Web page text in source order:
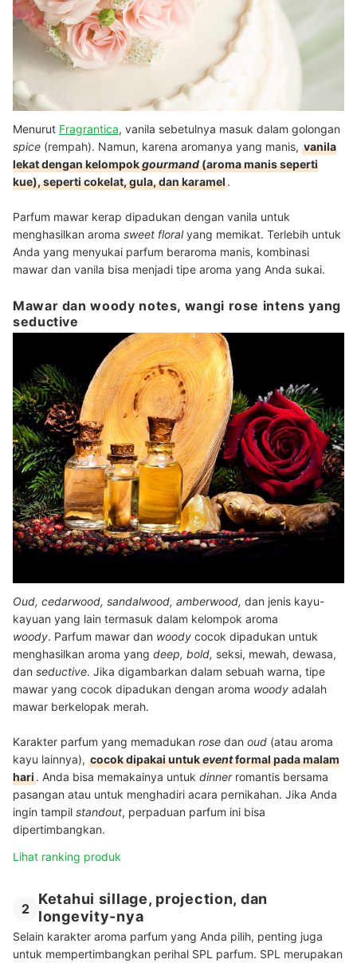
Menurut Fragrantica, vanila sebetulnya masuk dalam golongan
spice (rempah). Namun, karena aromanya yang manis, vanila
lekat dengan kelompokgourmand(aroma manis seperti
kue), seperti cokelat, gula, dan karamel.
Parfum mawar kerap dipadukan dengan vanila untuk
menghasilkan aroma sweet floralyang memikat. Terlebih untuk
Anda yang menyukai parfum beraroma manis, kombinasi
mawar dan vanila bisa menjadi tipe aroma yang Anda sukai.
Mawar dan woody notes, wangi rose intens yang
seductive
Oud, cedarwood, sandalwood, amberwood, dan jenis kayu-
kayuan yang lain termasuk dalam kelompok aroma
woody. Parfum mawar dan woody cocok dipadukan untuk
menghasilkan aroma yang deep, bold, seksi, mewah, dewasa,
dan seductive. Jika digambarkan dalam sebuah warna, tipe
mawar yang cocok dipadukan dengan aroma woody adalah
mawar berkelopak merah.
Karakter parfum yang memadukan rose dan oud (atau aroma
kayu lainnya), cocok dipakai untukeventformal pada malam
hari. Anda bisa memakainya untuk dinner romantis bersama
pasangan atau untuk menghadiri acara pernikahan. Jika Anda
ingin tampil standout, perpaduan parfum ini bisa
dipertimbangkan.
Lihat ranking produk
2
Ketahui sillage, projection, dan
longevity-nya
Selain karakter aroma parfum yang Anda pilih, penting juga
untuk mempertimbangkan perihal SPL parfum. SPL merupakan